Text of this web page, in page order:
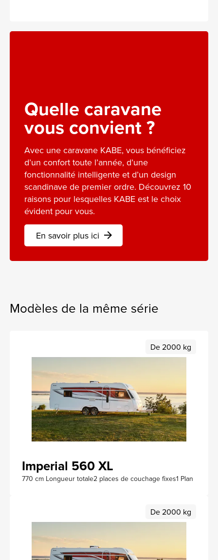
Quelle caravane
vous convient ?
Avec une caravane KABE, vous bénéficiez
d’un confort toute l’année, d’une
fonctionnalité intelligente et d’un design
scandinave de premier ordre. Découvrez 10
raisons pour lesquelles KABE est le choix
évident pour vous.
En savoir plus ici arrow_forward
Modèles de la même série
De 2000 kg
Imperial 560 XL
770 cm Longueur totale2 places de couchage fixes1 Plan
De 2000 kg